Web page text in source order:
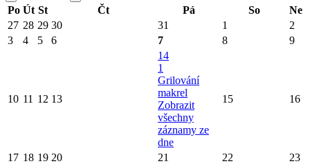
Po Út St Čt Pá So
Ne
27 28 29 30 31 1
2
3
4 5 6 7 8 9
10 11 12 13
14
1
Grilování
makrel
Zobrazit
všechny
záznamy ze
dne
15 16
17 18 19 20 21 22 23